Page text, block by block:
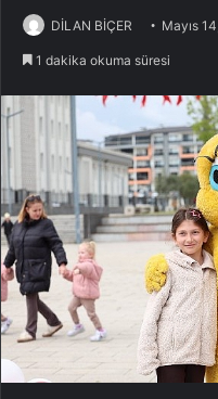
DİLAN BİÇER Mayıs
1 dakika okuma süresi